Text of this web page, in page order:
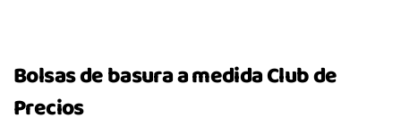
Bolsas para basura Convencionales
Bolsas con cierra fácil para basura inorgánica
Bolsas de basura a medida Club de
Precios